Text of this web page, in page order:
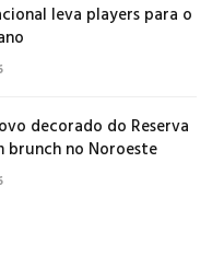
leva players para o
decorado do Reserva
brunch no Noroeste